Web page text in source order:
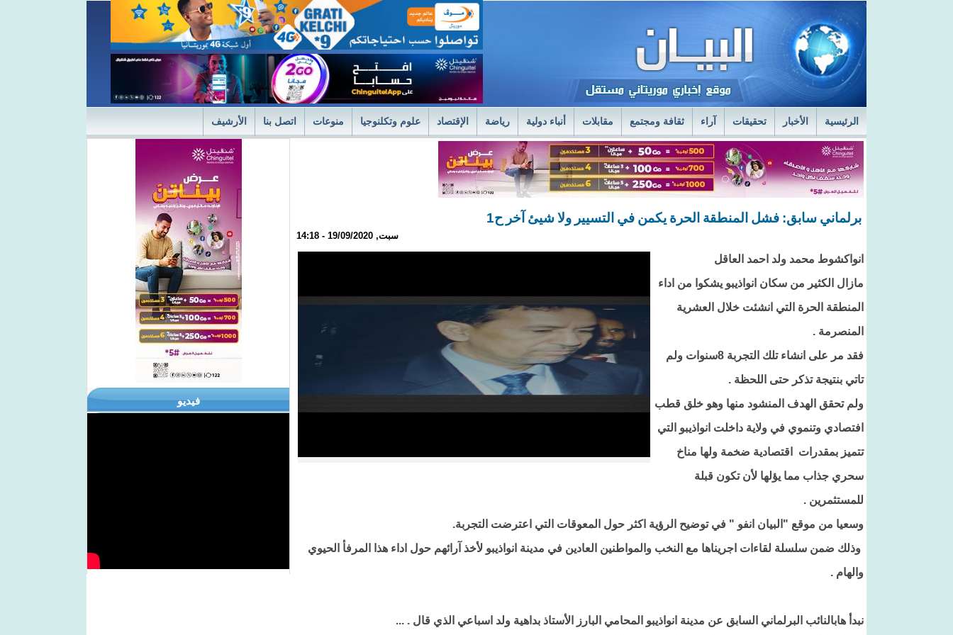
الرئيسية الأخبار تحقيقات آراء ثقافة ومجتمع مقابلات أنباء دولية رياضة الإقتصاد علوم وتكلنوجيا منوعات اتصل بنا الأرشيف
السفير الروسي في نواكشوط يزور مركز الصحراء المستشفى العسكري بنواكشوط يعلن استئناف علاج حصى الكلى بتقنية الليزر الحديثة
قائد أركان الجيوش يعاين الخدمات الطبية في المستشفى العسكري وزير الصحةً يترأس اجتماعا استثنائيا للديوان الموسع لتسليم جوائز "التميز" في نسختها الأولى 2024
فيديو
برلماني سابق: فشل المنطقة الحرة يكمن في التسيير ولا شيئ آخر ح1
سبت, 19/09/2020 - 14:18
انواكشوط محمد ولد احمد العاقل
مازال الكثير من سكان انواذيبو يشكوا من اداء
المنطقة الحرة التي انشئت خلال العشرية
المنصرمة .
فقد مر على انشاء تلك التجربة 8سنوات ولم
تاتي بنتيجة تذكر حتى اللحظة .
ولم تحقق الهدف المنشود منها وهو خلق قطب
افتصادي وتنموي في ولاية داخلت انواذيبو التي
تتميز بمقدرات اقتصادية ضخمة ولها مناخ
سحري جذاب مما يؤلها لأن تكون قبلة
للمستثمرين .
وسعيا من موقع "البيان انفو " في توضيح الرؤية اكثر حول المعوقات التي اعترضت التجربة.
وذلك ضمن سلسلة لقاءات اجريناها مع النخب والمواطنين العادين في مدينة انواذيبو لأخذ آرائهم حول اداء هذا المرفأ الحيوي
والهام .
نبدأ هابالنائب البرلماني السابق عن مدينة انواذيبو المحامي البارز الأستاذ بداهية ولد اسباعي الذي قال . ...